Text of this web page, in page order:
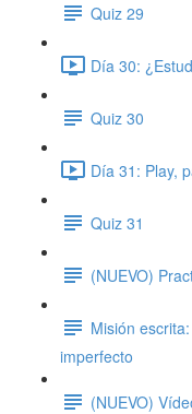
Quiz 29
Día 30:
Quiz 30
Día 31: Play,
Quiz 31
(NUEVO)
Misión
imperfecto
(NUEVO)